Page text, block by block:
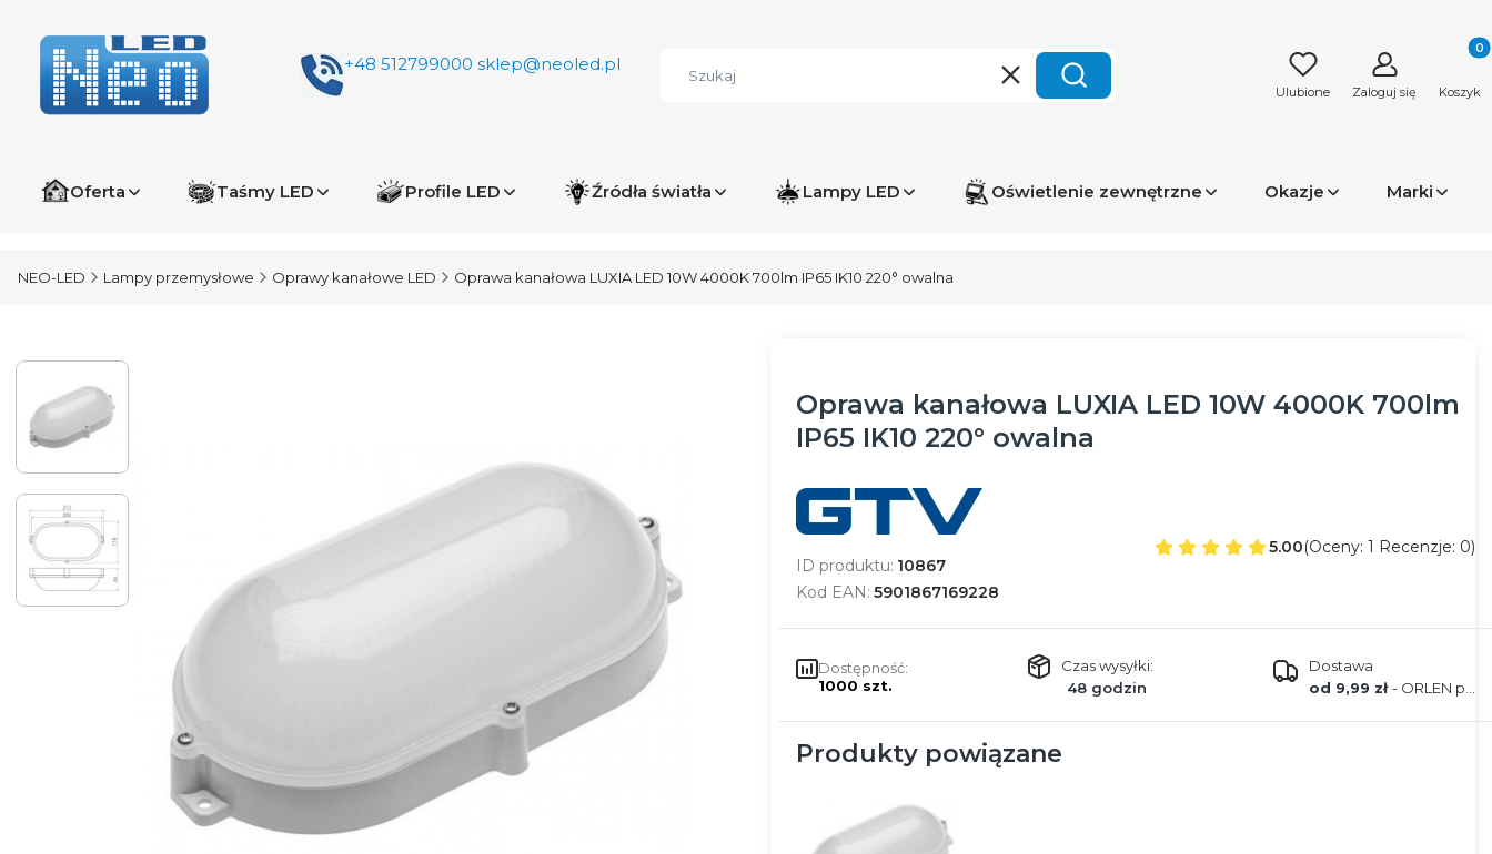
+48 512799000 sklep@neoled.pl
WyczyśćSzukaj Ulubione Zaloguj się Koszyk
Oferta Taśmy LED Profile LED Źródła światła Lampy LED Oświetlenie zewnętrzne Okazje Marki
NEO-LED Lampy przemysłowe Oprawy kanałowe LED Oprawa kanałowa LUXIA LED 10W 4000K 700lm IP65 IK10 220° owalna
Oprawa kanałowa LUXIA LED 10W 4000K 700lm
IP65 IK10 220° owalna
ID produktu: 10867
Kod EAN: 5901867169228
5.00(Oceny: 1 Recenzje: 0)
Dostępność:
1000 szt.
Czas wysyłki:
48 godzin
Dostawa
od 9,99 zł- ORLEN paczka
Produkty powiązane